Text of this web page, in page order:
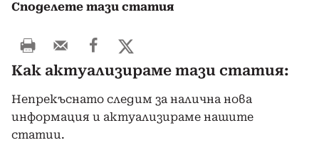
Споделете тази статия
Как актуализираме тази статия:
Непрекъснато следим за налична нова
информация и актуализираме нашите
статии.